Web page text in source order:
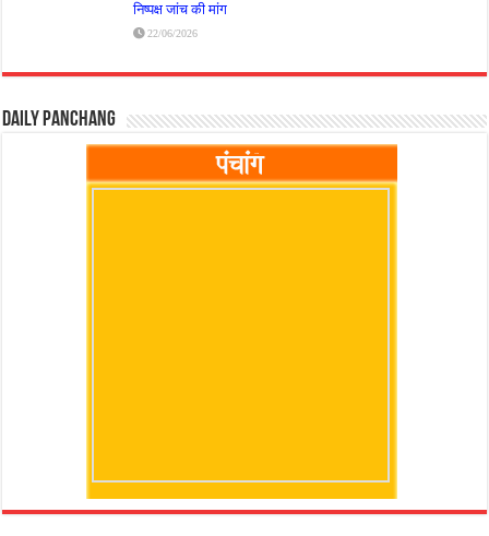
निष्पक्ष जांच की मांग
22/06/2026
Daily Panchang